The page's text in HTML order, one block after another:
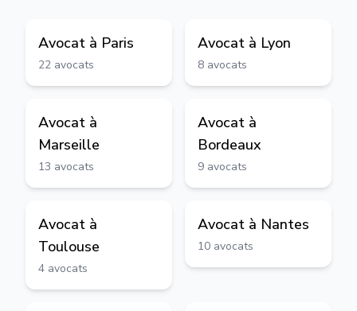
Avocat à Paris
22 avocats
Avocat à Lyon
8 avocats
Avocat à
Marseille
13 avocats
Avocat à
Bordeaux
9 avocats
Avocat à
Toulouse
4 avocats
Avocat à Nantes
10 avocats